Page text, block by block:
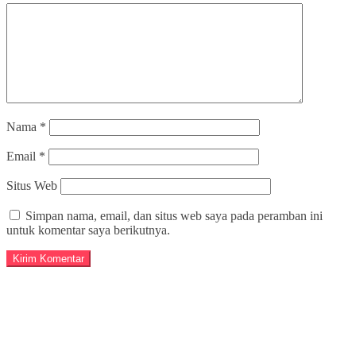
Nama *
Email *
Situs Web
Simpan nama, email, dan situs web saya pada peramban ini
untuk komentar saya berikutnya.